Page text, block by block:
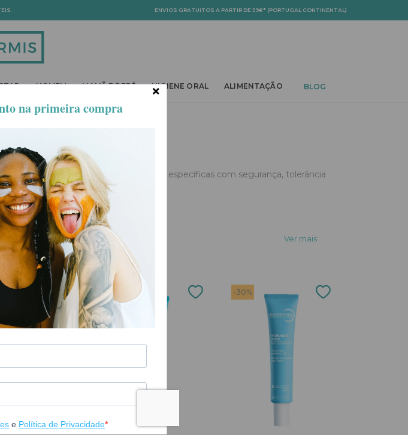
ENVIOS GRATUITOS A PARTIR DE 59€* (PORTUGAL CONTINENTAL)
TOGGLE DROPDOWN
HOMEMTOGGLE DROPDOWN
MAMÃ E BEBÉTOGGLE DROPDOWN
HIGIENE ORAL TOGGLE DROPDOWN
ALIMENTAÇÃOTOGGLE DROPDOWN
BLOG
a idade ou o tipo de pele.
para responder a necessidades específicas com segurança, tolerância
hidratante CeraVe, os...
Ver mais
-30% -30%
×